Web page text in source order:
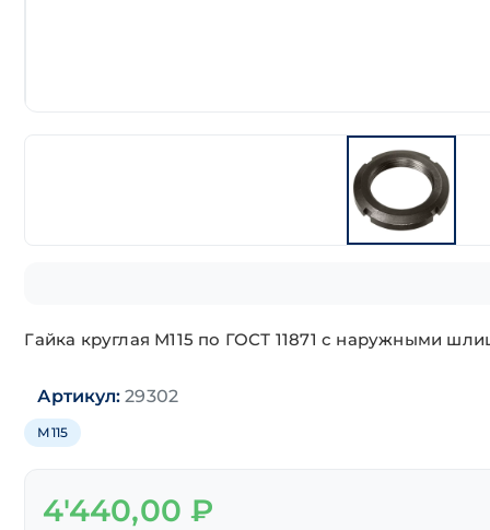
Гайка круглая М115 по ГОСТ 11871 с наружными
Артикул: 29302
М115
4'440,00₽